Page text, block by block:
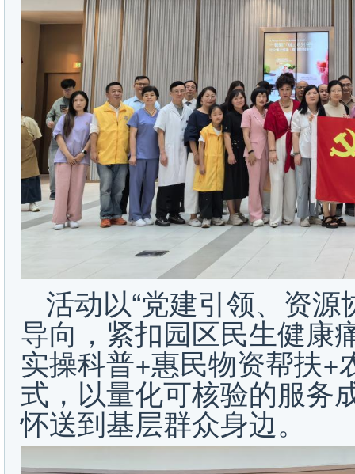
活动以“党建引领、资
导向，紧扣园区民生健康
实操科普+惠民物资帮扶+
式，以量化可核验的服务
怀送到基层群众身边。